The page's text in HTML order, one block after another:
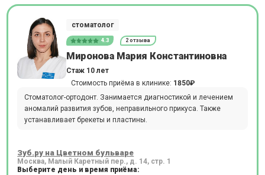
стоматолог
4.3 2 отзыва
Миронова Мария Константиновна
Стаж 10 лет
Стоимость приёма в клинике: 1850₽
Стоматолог-ортодонт. Занимается диагностикой и лечением
аномалий развития зубов, неправильного прикуса. Также
устанавливает брекеты и пластины.
Зуб.ру на Цветном бульваре
Москва, Малый Каретный пер., д. 14, стр. 1
Выберите день и время приёма: